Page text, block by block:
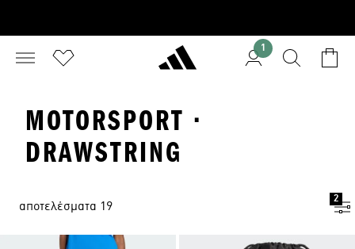
1
MOTORSPORT ·
DRAWSTRING
αποτελέσματα 19
2